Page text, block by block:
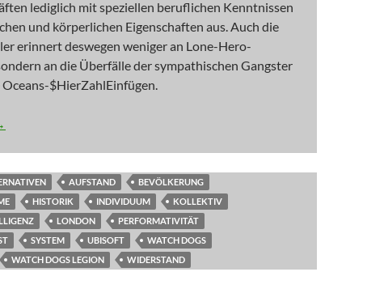
lediglich mit speziellen beruflichen Kenntnissen
und körperlichen Eigenschaften aus. Auch die
erinnert deswegen weniger an Lone-Hero-
an die Überfälle der sympathischen Gangster
Oceans-$HierZahlEinfügen.
ich? Und wenn ja, wieviele?
AUFSTAND
BEVÖLKERUNG
HISTORIK INDIVIDUUM
KOLLEKTIV
LONDON
PERFORMATIVITÄT
SYSTEM UBISOFT
WATCH DOGS
WATCH DOGS LEGION WIDERSTAND